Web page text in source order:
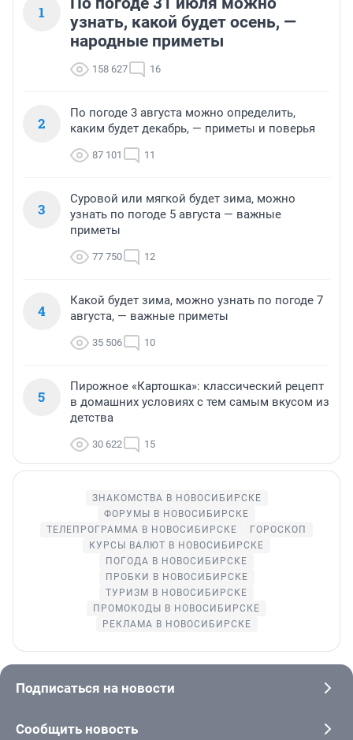
1
узнать, какой будет осень, —
народные приметы
158 627 16
2
По погоде 3 августа можно определить,
каким будет декабрь, — приметы и поверья
87 101 11
3
Суровой или мягкой будет зима, можно
узнать по погоде 5 августа — важные
приметы
77 750 12
4
Какой будет зима, можно узнать по погоде 7
августа, — важные приметы
35 506 10
5
Пирожное «Картошка»: классический рецепт
в домашних условиях с тем самым вкусом из
детства
30 622 15
ЗНАКОМСТВА В НОВОСИБИРСКЕ
ФОРУМЫ В НОВОСИБИРСКЕ
ТЕЛЕПРОГРАММА В НОВОСИБИРСКЕ
ГОРОСКОП
КУРСЫ ВАЛЮТ В НОВОСИБИРСКЕ
ПОГОДА В НОВОСИБИРСКЕ
ПРОБКИ В НОВОСИБИРСКЕ
ТУРИЗМ В НОВОСИБИРСКЕ
ПРОМОКОДЫ В НОВОСИБИРСКЕ
РЕКЛАМА В НОВОСИБИРСКЕ
Подписаться на новости
Сообщить новость